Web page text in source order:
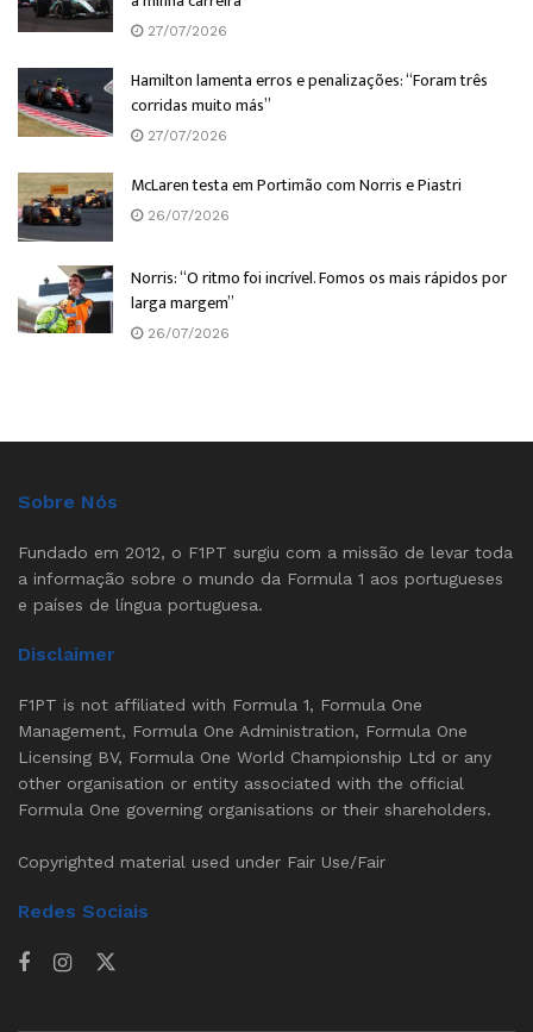
27/07/2026
Hamilton lamenta erros e penalizações: “Foram três
corridas muito más”
27/07/2026
McLaren testa em Portimão com Norris e Piastri
26/07/2026
Norris: “O ritmo foi incrível. Fomos os mais rápidos por
larga margem”
26/07/2026
Sobre Nós
Fundado em 2012, o F1PT surgiu com a missão de levar toda
a informação sobre o mundo da Formula 1 aos portugueses
e países de língua portuguesa.
Disclaimer
F1PT is not affiliated with Formula 1, Formula One
Management, Formula One Administration, Formula One
Licensing BV, Formula One World Championship Ltd or any
other organisation or entity associated with the official
Formula One governing organisations or their shareholders.
Copyrighted material used under Fair Use/Fair
Redes Sociais